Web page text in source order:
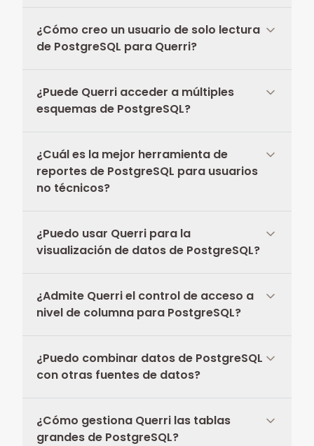
¿Cómo creo un usuario de solo lectura
de PostgreSQL para Querri?
¿Puede Querri acceder a múltiples
esquemas de PostgreSQL?
¿Cuál es la mejor herramienta de
reportes de PostgreSQL para usuarios
no técnicos?
¿Puedo usar Querri para la
visualización de datos de PostgreSQL?
¿Admite Querri el control de acceso a
nivel de columna para PostgreSQL?
¿Puedo combinar datos de PostgreSQL
con otras fuentes de datos?
¿Cómo gestiona Querri las tablas
grandes de PostgreSQL?